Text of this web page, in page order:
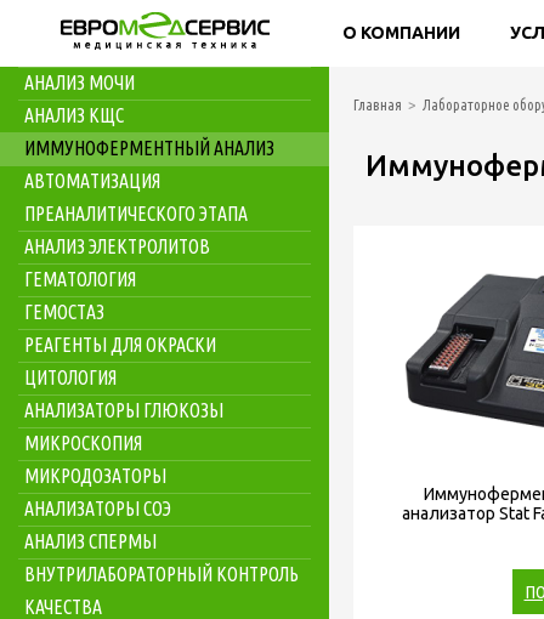
О КОМПАНИИ
Вернуться в каталог
БИОХИМИЯ
АНАЛИЗ МОЧИ
АНАЛИЗ КЩС
ИММУНОФЕРМЕНТНЫЙ АНАЛИЗ
АВТОМАТИЗАЦИЯ
ПРЕАНАЛИТИЧЕСКОГО ЭТАПА
АНАЛИЗ ЭЛЕКТРОЛИТОВ
ГЕМАТОЛОГИЯ
ГЕМОСТАЗ
РЕАГЕНТЫ ДЛЯ ОКРАСКИ
ЦИТОЛОГИЯ
АНАЛИЗАТОРЫ ГЛЮКОЗЫ
МИКРОСКОПИЯ
МИКРОДОЗАТОРЫ
АНАЛИЗАТОРЫ СОЭ
АНАЛИЗ СПЕРМЫ
ВНУТРИЛАБОРАТОРНЫЙ КОНТРОЛЬ
КАЧЕСТВА
Главная Лабораторное
анализатор Stat